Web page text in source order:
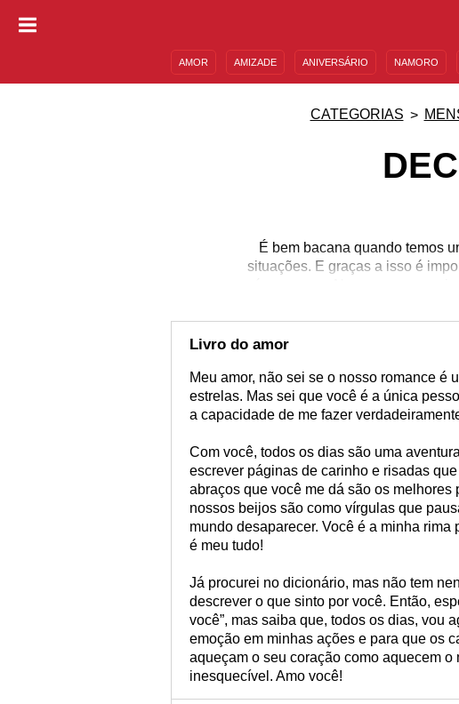
AMOR AMIZADE ANIVERSÁRIO NAMORO
CATEGORIAS
É bem bacana quando temos
situações. E graças a isso é
nós amamos. Nas pequenas
casal vá além, planejando os
ao lado de quem você realmente
Livro do amor
Meu amor, não sei se o nosso romance é
estrelas. Mas sei que você é a única
a capacidade de me fazer
Com você, todos os dias são uma
escrever páginas de carinho e risadas
abraços que você me dá são os
nossos beijos são como vírgulas que
mundo desaparecer. Você é a minha
é meu tudo!
Já procurei no dicionário, mas não tem
descrever o que sinto por você. Então,
você”, mas saiba que, todos os dias, vou
emoção em minhas ações e para que os
aqueçam o seu coração como aquecem
inesquecível. Amo você!